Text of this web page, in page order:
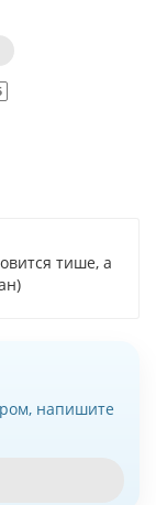
тише, а
напишите